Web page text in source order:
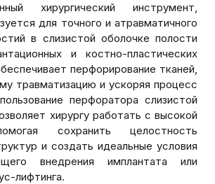
хирургический инструмент,
для точного и атравматичного
в слизистой оболочке полости
и костно-пластических
перфорирование тканей,
травматизацию и ускоряя процесс
перфоратора слизистой
хирургу работать с высокой
сохранить целостность
и создать идеальные условия
внедрения имплантата или
лифтинга.